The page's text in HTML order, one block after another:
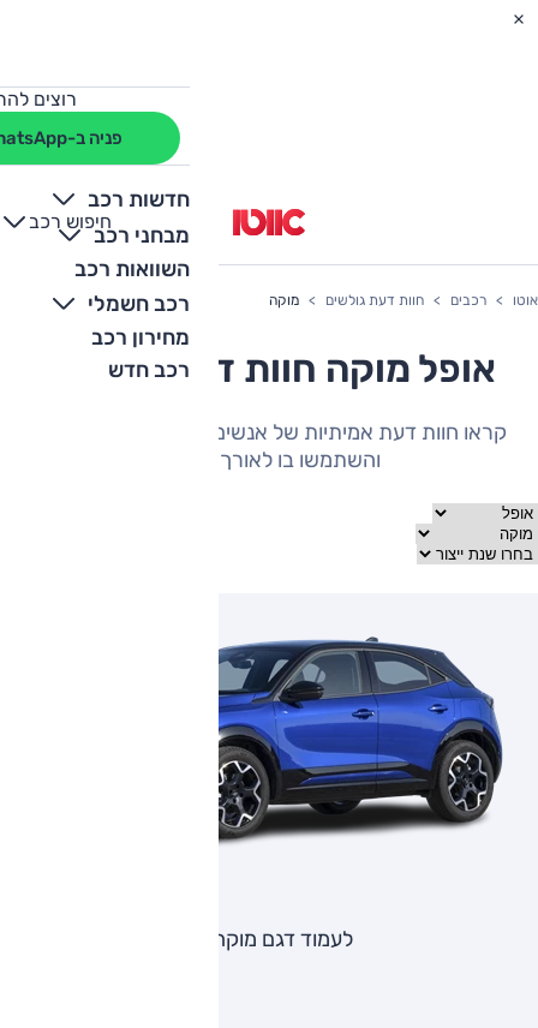
רוצים
פניה ב-WhatsApp
חדשות רכב
מבחני רכב
השוואות רכב
רכב חשמלי
מחירון רכב
רכב חדש
חיפוש רכב
+
-
אוטו רכבים חוות דעת גולשים מוקה
אופל מוקה חוות דעת גולשים
קראו חוות דעת אמיתיות של אנשים שהיה להם את הרכב
והשתמשו בו לאורך תקופה
לעמוד דגם מוקה